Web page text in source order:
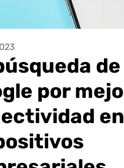
de
por
en